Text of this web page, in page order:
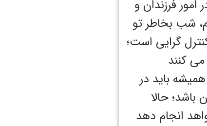
فرزندان و
شب بخاطر تو
گرایی است؛
کنند
باید در
باشد؛ حالا
انجام دهد